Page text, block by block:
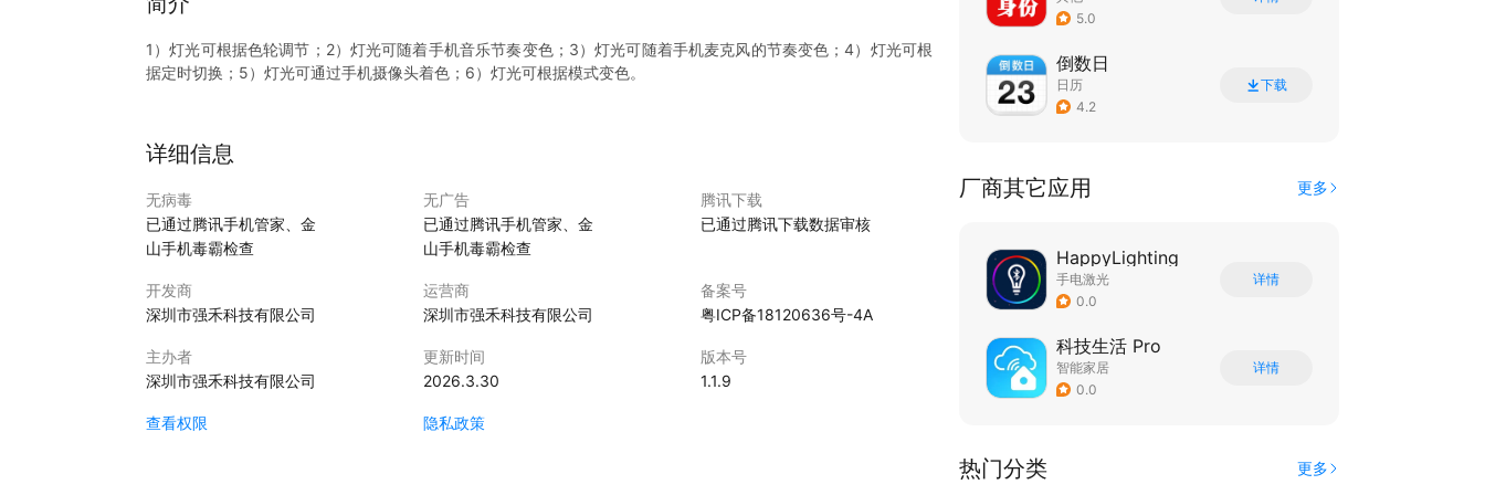
1）灯光可根据色轮调节；2）灯光可随着手机音乐节奏变色；3）灯光可随着手机麦克风的节奏变色；4）灯光可根
据定时切换；5）灯光可通过手机摄像头着色；6）灯光可根据模式变色。
详细信息
无病毒
已通过腾讯手机管家、金
山手机毒霸检查
无广告
已通过腾讯手机管家、金
山手机毒霸检查
腾讯下载
已通过腾讯下载数据审核
开发商
深圳市强禾科技有限公司
运营商
深圳市强禾科技有限公司
备案号
粤ICP备18120636号-4A
主办者
深圳市强禾科技有限公司
更新时间
2026.3.30
版本号
1.1.9
查看权限 隐私政策
5.0
倒数日
日历
4.2
下载
厂商其它应用 更多
HappyLighting
手电激光
0.0
详情
科技生活 Pro
智能家居
0.0
详情
热门分类 更多